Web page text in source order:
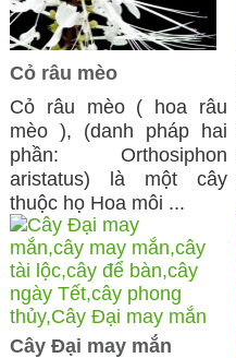
Cỏ râu mèo
Cỏ râu mèo ( hoa râu
mèo ), (danh pháp hai
phần: Orthosiphon
aristatus) là một cây
thuộc họ Hoa môi ...
Cây Đại may mắn